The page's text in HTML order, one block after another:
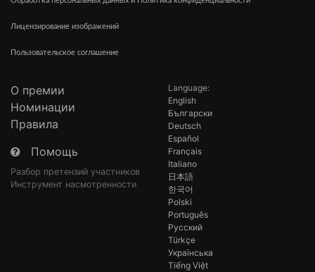
Лицензирование изображений
Пользовательское соглашение
О премии
Номинации
Правила
Помощь
Разбор претензий участников
Инструмент насмотренности
Language:
English
Български
Deutsch
Español
Français
Italiano
日本語
한국어
Polski
Português
Русский
Türkçe
Українська
Tiếng Việt